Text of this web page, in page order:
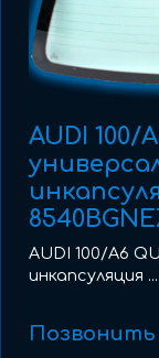
AUDI 100/
AUDI 100/A6
инкапсуляция ...
Позвонить